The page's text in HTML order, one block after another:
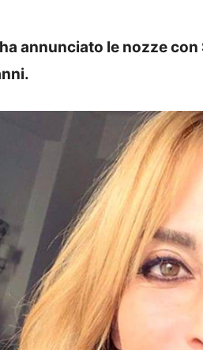
annunciato le nozze